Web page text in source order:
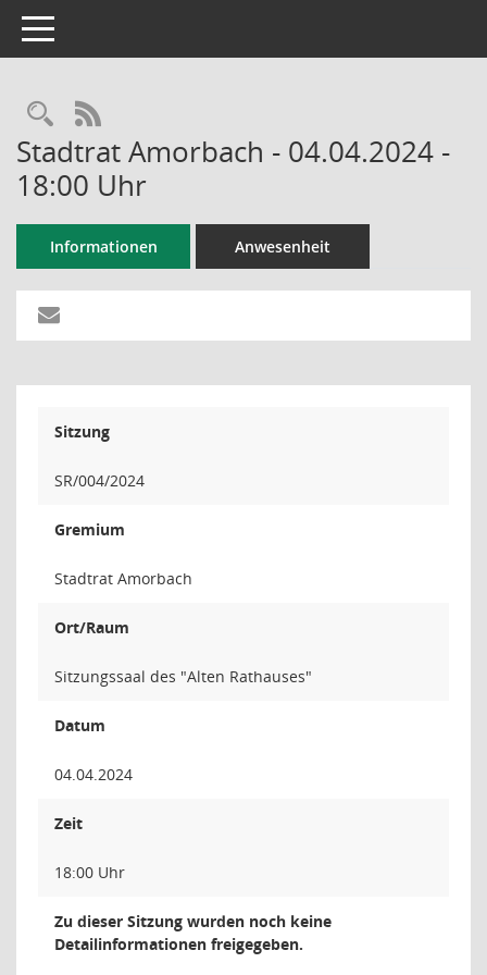
Toggle navigation
RSS-Feed
Stadtrat Amorbach - 04.04.2024 -
18:00 Uhr
Informationen Anwesenheit
Sitzung
SR/004/2024
Gremium
Stadtrat Amorbach
Ort/Raum
Sitzungssaal des "Alten Rathauses"
Datum
04.04.2024
Zeit
18:00 Uhr
Zu dieser Sitzung wurden noch keine
Detailinformationen freigegeben.